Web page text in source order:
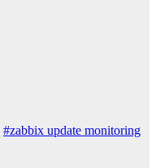
#zabbix update monitoring